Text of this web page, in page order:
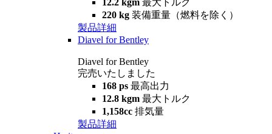
12.2 kgm 最大トルク
220 kg 装備重量（燃料を除く）
製品詳細
Diavel for Bentley
Diavel for Bentley
完売いたしました
168 ps 最高出力
12.8 kgm 最大トルク
1,158cc 排気量
製品詳細